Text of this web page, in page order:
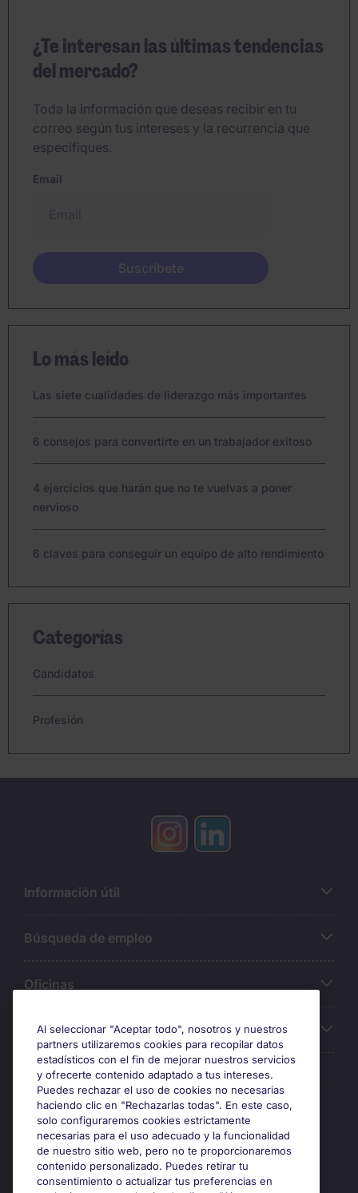
¿Te interesan las últimas tendencias
del mercado?
Toda la información que deseas recibir en tu
correo según tus intereses y la recurrencia que
especifiques.
Email
Lo más leído
Las siete cualidades de liderazgo más importantes
6 consejos para convertirte en un trabajador exitoso
4 ejercicios que harán que no te vuelvas a poner
nervioso
6 claves para conseguir un equipo de alto rendimiento
Categorías
Candidatos
Profesión
Información útil
Búsqueda de empleo
Oficinas
Sobre Michael Page
Premios y certificaciones
Al seleccionar "Aceptar todo", nosotros y nuestros
partners utilizaremos cookies para recopilar datos
estadísticos con el fin de mejorar nuestros servicios
y ofrecerte contenido adaptado a tus intereses.
Puedes rechazar el uso de cookies no necesarias
haciendo clic en "Rechazarlas todas". En este caso,
solo configuraremos cookies estrictamente
necesarias para el uso adecuado y la funcionalidad
de nuestro sitio web, pero no te proporcionaremos
contenido personalizado. Puedes retirar tu
consentimiento o actualizar tus preferencias en